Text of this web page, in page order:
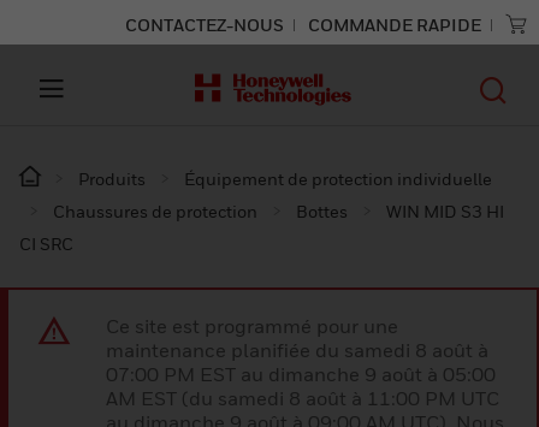
CONTACTEZ-NOUS COMMANDE RAPIDE
Produits
Équipement de protection individuelle
Chaussures de protection
Bottes
WIN MID S3 HI
CI SRC
Ce site est programmé pour une
maintenance planifiée du samedi 8 août à
07:00 PM EST au dimanche 9 août à 05:00
AM EST (du samedi 8 août à 11:00 PM UTC
au dimanche 9 août à 09:00 AM UTC). Nous